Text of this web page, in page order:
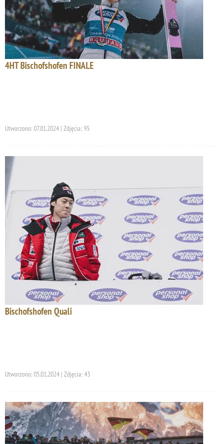
4HT Bischofshofen FINALE
Utworzono: 07.01.2024 | Zdjęcia: 95
Bischofshofen Quali
Utworzono: 05.01.2024 | Zdjęcia: 43